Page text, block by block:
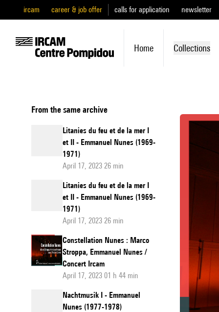
ircam career & job offer calls for application newsletter
Home Collections
From the same archive
Litanies du feu et de la mer I
et II - Emmanuel Nunes (1969-
1971)
April 17, 2023 26 min
Litanies du feu et de la mer I
et II - Emmanuel Nunes (1969-
1971)
April 17, 2023 26 min
Constellation Nunes : Marco
Stroppa, Emmanuel Nunes /
Concert Ircam
April 17, 2023 01 h 44 min
Nachtmusik I - Emmanuel
Nunes (1977-1978)